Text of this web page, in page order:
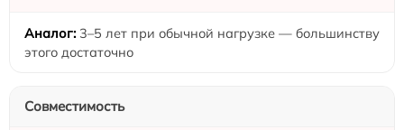
3–5 лет при обычной нагрузке — большинству
этого достаточно
Совместимость